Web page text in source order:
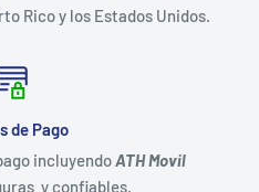
Rico y los Estados Unidos.
de Pago
incluyendoATH Movil
y confiables.